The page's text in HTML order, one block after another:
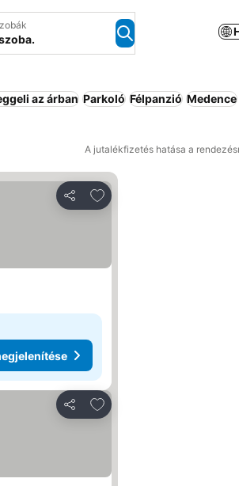
az árban Parkoló Félpanzió Medence
A jutalékfizetés hatása a
Megosztás
Hozzáadás a
Megosztás
Hozzáadás a